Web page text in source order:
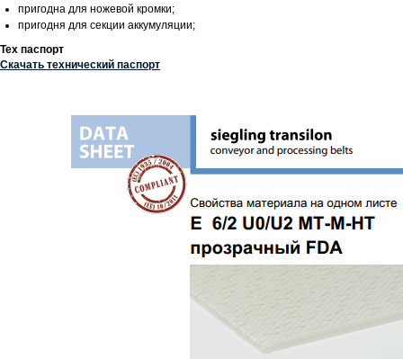
пригодна для ножевой кромки;
пригодня для секции аккумуляции;
Тех паспорт
Скачать технический паспорт